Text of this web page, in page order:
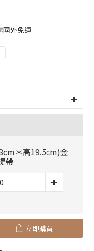
國外免運
＊高19.5cm)金
帶
立即購買